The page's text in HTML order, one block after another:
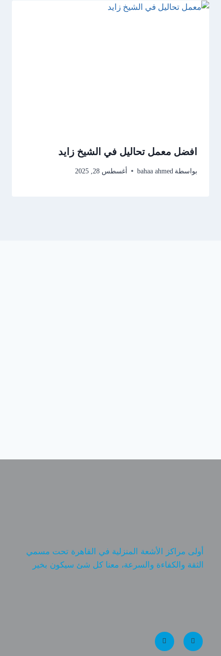
افضل معمل تحاليل في الشيخ زايد
بواسطة bahaa ahmed أغسطس 28, 2025
أولى مراكز الأشعة المنزلية في القاهرة تحت مسمي
الثقة والكفاءة والسرعة، معنا كل شئ سيكون بخير